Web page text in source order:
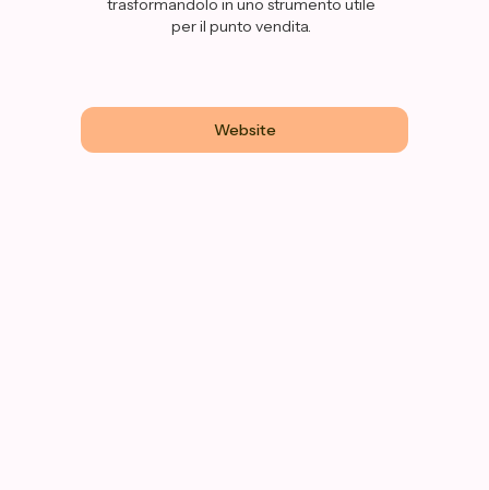
trasformandolo in uno strumento utile
per il punto vendita.
Website